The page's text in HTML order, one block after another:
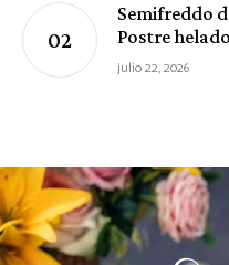
Semifreddo
Postre
julio 22, 2026